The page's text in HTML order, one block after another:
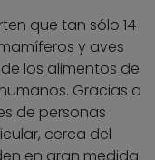
que tan sólo 14
y aves
los alimentos de
Gracias a
de personas
cerca del